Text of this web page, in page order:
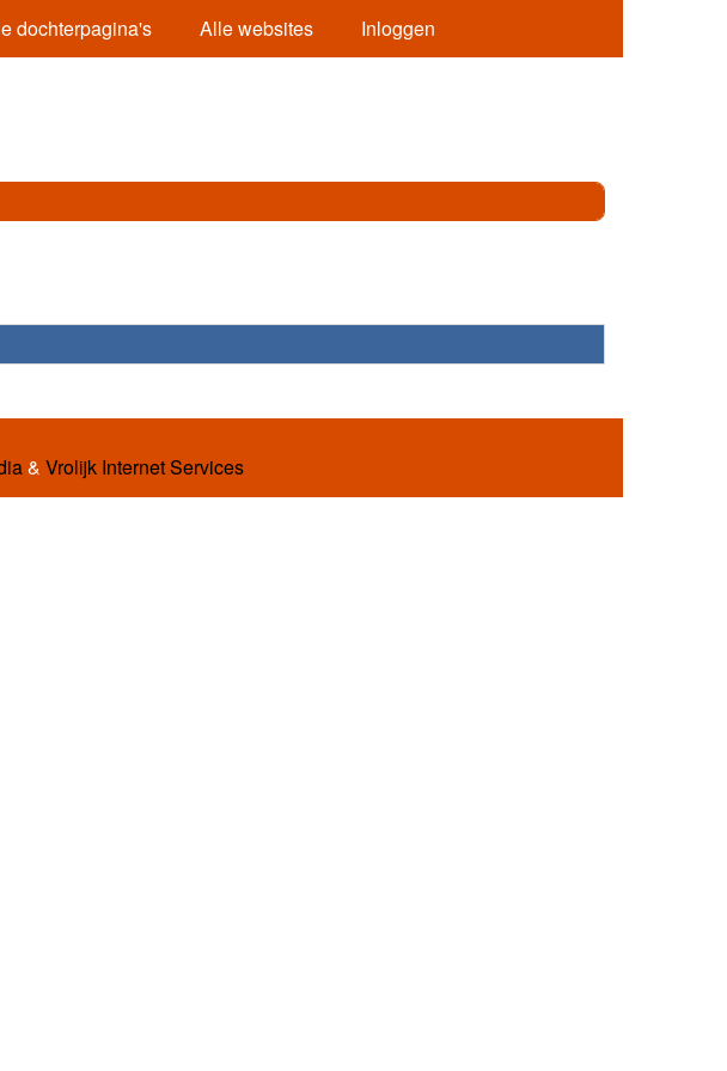
dochterpagina's Alle websites Inloggen
& Vrolijk Internet Services